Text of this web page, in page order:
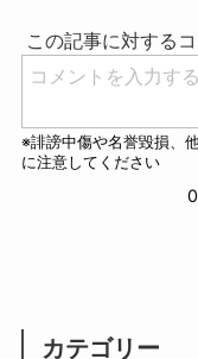
カテゴリー